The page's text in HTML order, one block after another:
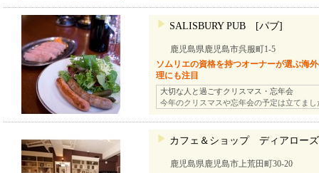
SALISBURY PUB [パブ]
鹿児島県鹿児島市呉服町1-5
ソムリエの資格を持つオーナーが選ぶ海
理にも注目
大切な人と過ごすクリスマス・忘年会
今年のクリスマスや忘年会の予定は立てま
カフェ＆ショップ ディアロー
鹿児島県鹿児島市上荒田町30-20